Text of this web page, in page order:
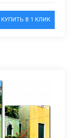
КУПИТЬ В 1 КЛИК